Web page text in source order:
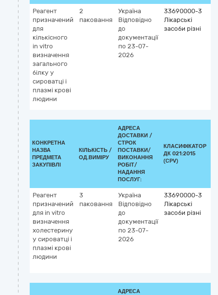
Реагент
призначений
для
кількісного
in vitro
визначення
загального
білку у
сироватці і
плазмі крові
людини
2
паковання
Україна
Відповідно
до
документації
по 23-07-
2026
33690000-3
Лікарські
засоби різні
КОНКРЕТНА
НАЗВА
ПРЕДМЕТА
ЗАКУПІВЛІ
КІЛЬКІСТЬ /
ОД.ВИМІРУ
АДРЕСА
ДОСТАВКИ /
СТРОК
ПОСТАВКИ/
ВИКОНАННЯ
РОБІТ/
НАДАННЯ
ПОСЛУГ:
КЛАСИФІКАТОР
ДК 021:2015
(CPV)
Реагент
призначений
для іn vitro
визначення
холестерину
у сироватці і
плазмі крові
людини
3
паковання
Україна
Відповідно
до
документації
по 23-07-
2026
33690000-3
Лікарські
засоби різні
АДРЕСА